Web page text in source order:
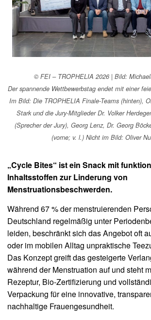
© FEI – TROPHELIA 2026 | Bild:
Der spannende Wettbewerbstag endet mit einer
Im Bild: Die TROPHELIA Finale-Teams (hinten),
Stark und die Jury-Mitglieder Dr. Volker
(Sprecher der Jury), Georg Lenz, Dr. Georg
(vorne; v. l.) Nicht im Bild: Oliver
„Cycle Bites“ ist ein Snack mit
Inhaltsstoffen zur Linderung von
Menstruationsbeschwerden.
Während 67 % der menstruierenden
Deutschland regelmäßig unter
leiden, beschränkt sich das Angebot oft
oder im mobilen Alltag unpraktische
Das Konzept greift das gesteigerte
während der Menstruation auf und steht
Rezeptur, Bio-Zertifizierung und
Verpackung für eine innovative,
nachhaltige Frauengesundheit.